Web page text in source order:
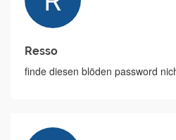
Resso
finde diesen blöden password